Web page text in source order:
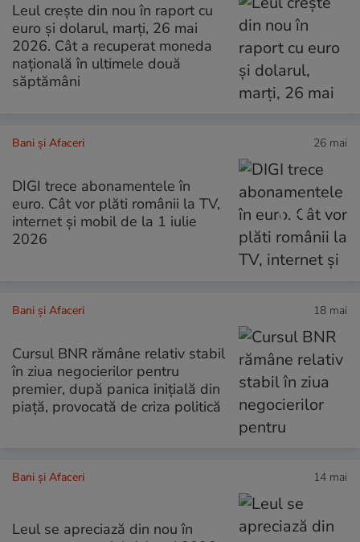
Leul crește din nou în raport cu
euro și dolarul, marți, 26 mai
2026. Cât a recuperat moneda
națională în ultimele două
săptămâni
Bani și Afaceri 26 mai
DIGI trece abonamentele în
euro. Cât vor plăti românii la TV,
internet și mobil de la 1 iulie
2026
Bani și Afaceri 18 mai
Cursul BNR rămâne relativ stabil
în ziua negocierilor pentru
premier, după panica inițială din
piață, provocată de criza politică
Bani și Afaceri 14 mai
Leul se apreciază din nou în